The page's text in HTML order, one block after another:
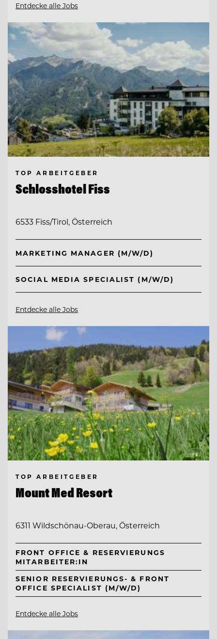
Entdecke alle Jobs
TOP ARBEITGEBER
Schlosshotel Fiss
6533 Fiss/Tirol, Österreich
MARKETING MANAGER (M/W/D)
SOCIAL MEDIA SPECIALIST (M/W/D)
Entdecke alle Jobs
TOP ARBEITGEBER
Mount Med Resort
6311 Wildschönau-Oberau, Österreich
FRONT OFFICE & RESERVIERUNGS
MITARBEITER:IN
SENIOR RESERVIERUNGS- & FRONT
OFFICE SPECIALIST (M/W/D)
Entdecke alle Jobs